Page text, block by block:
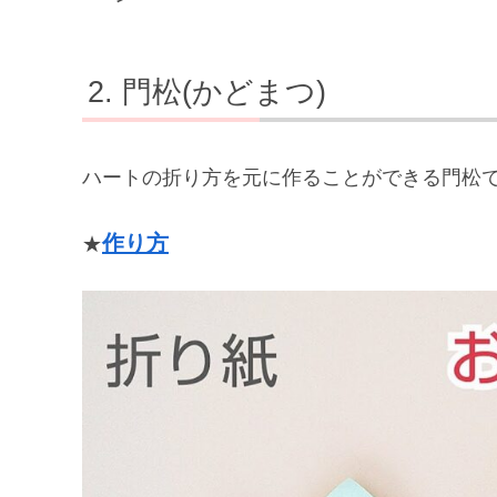
門松(かどまつ)
ハートの折り方を元に作ることができる門松
★作り方